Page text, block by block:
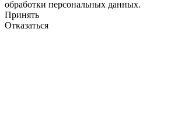
обработки персональных данных.
Принять
Отказаться